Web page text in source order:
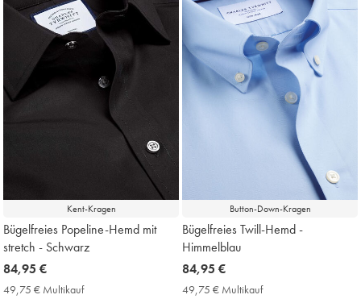
Kent-Kragen
Bügelfreies Popeline-Hemd mit
stretch - Schwarz
now
84,95
84,95 €
49,75 € Multikauf49,75
Button-Down-Kragen
Bügelfreies Twill-Hemd -
Himmelblau
now
84,95
84,95 €
49,75 € Multikauf49,75